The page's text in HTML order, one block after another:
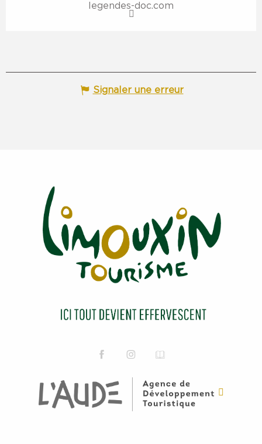
legendes-doc.com
Signaler une erreur